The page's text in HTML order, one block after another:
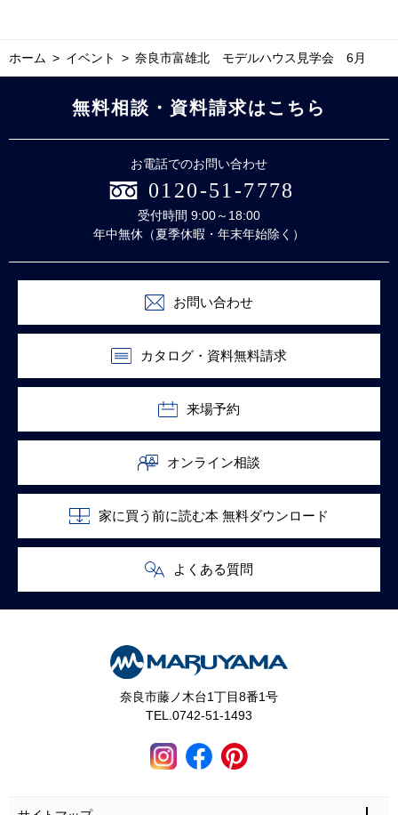
ホーム イベント 奈良市富雄北 モデルハウス見学会 6月
無料相談・資料請求はこちら
お電話でのお問い合わせ
0120-51-7778
受付時間 9:00～18:00
年中無休（夏季休暇・年末年始除く）
お問い合わせ
カタログ・資料無料請求
来場予約
オンライン相談
家に買う前に読む本 無料ダウンロード
よくある質問
奈良市藤ノ木台1丁目8番1号
TEL.0742-51-1493